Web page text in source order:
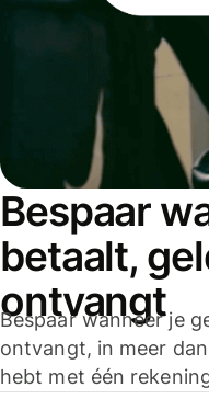
Bespaar
betaalt,
ontvangt
Bespaar wanneer je
ontvangt, in meer
hebt met één